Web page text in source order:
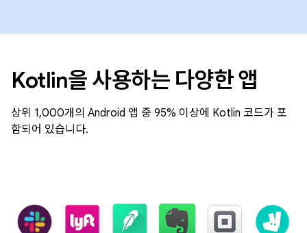
Kotlin을 사용하는 다양한 앱
상위 1,000개의 Android 앱 중 95% 이상에 Kotlin 코드가 포
함되어 있습니다.